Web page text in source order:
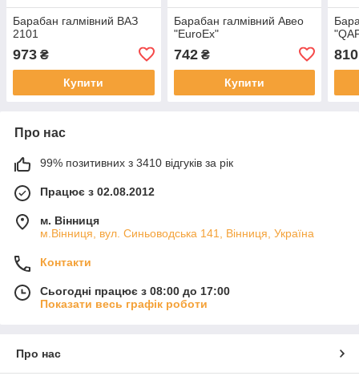
Барабан галмівний ВАЗ
2101
973 ₴
Купити
Барабан галмівний Авео
"EuroEx"
742₴
Купити
810
Про нас
99% позитивних з 3410 відгуків за рік
Працює з 02.08.2012
м. Вінниця
м.Вінниця, вул. Синьоводська 141, Вінниця, Україна
Контакти
Сьогодні працює з 08:00 до 17:00
Показати весь графік роботи
Про нас